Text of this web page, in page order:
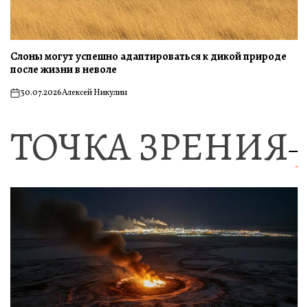
Слоны могут успешно адаптироваться к дикой природе
после жизни в неволе
on30.07.2026Алексей Никулин
ТОЧКА ЗРЕНИЯ